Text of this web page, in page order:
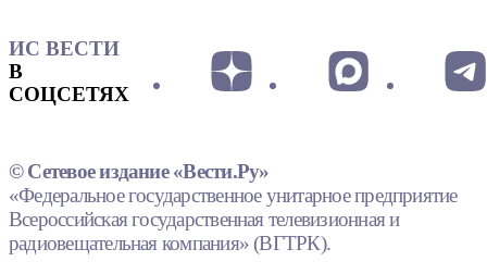
ИС ВЕСТИ
В
СОЦСЕТЯХ
© Сетевое издание «Вести.Ру»
«Федеральное государственное унитарное предприятие
Всероссийская государственная телевизионная и
радиовещательная компания» (ВГТРК).